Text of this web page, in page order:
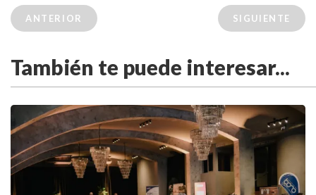
ANTERIOR SIGUIENTE
También te puede interesar...